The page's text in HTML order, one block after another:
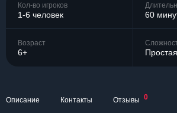
Кол-во игроков
1-6 человек 60
Возраст
6+ Простая
Описание Контакты Отзывы 0